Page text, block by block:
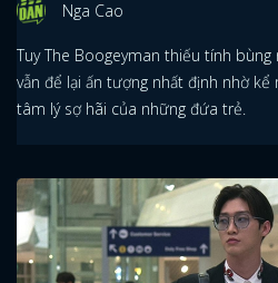
Nga Cao
Tuy The Boogeyman thiếu tính
vẫn để lại ấn tượng nhất định nhờ
tâm lý sợ hãi của những đứa trẻ.